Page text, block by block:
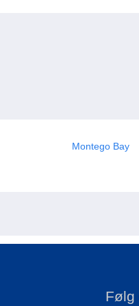
Montego Bay
Følg